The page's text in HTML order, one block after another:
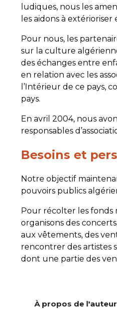
ludiques, nous les
les aidons à
Pour nous, les
sur la culture
des échanges entre
en relation avec les
l’Intérieur de ce pays,
pays.
En avril 2004, nous
responsables
Besoins et
Notre objectif
pouvoirs publics
Pour récolter les fonds
organisons des
aux vêtements, des
rencontrer des artistes
dont une partie des
À propos de l'auteur